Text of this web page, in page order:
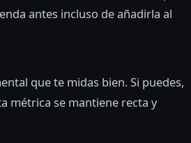
antes incluso de añadirla al
que te midas bien. Si puedes,
métrica se mantiene recta y